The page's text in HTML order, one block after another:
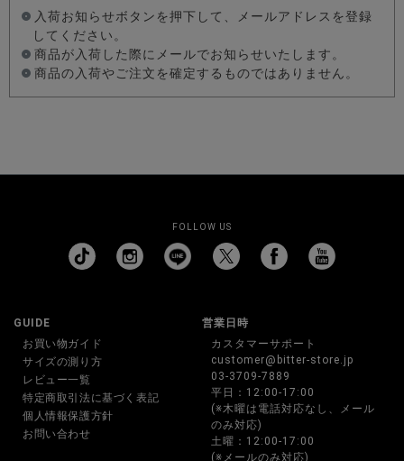
入荷お知らせボタンを押下して、メールアドレスを登録
してください。
商品が入荷した際にメールでお知らせいたします。
商品の入荷やご注文を確定するものではありません。
FOLLOW US
GUIDE
お買い物ガイド
サイズの測り方
レビュー一覧
特定商取引法に基づく表記
個人情報保護方針
お問い合わせ
営業日時
カスタマーサポート
customer@bitter-store.jp
03-3709-7889
平日：12:00-17:00
(※木曜は電話対応なし、メール
のみ対応)
土曜：12:00-17:00
(※メールのみ対応)